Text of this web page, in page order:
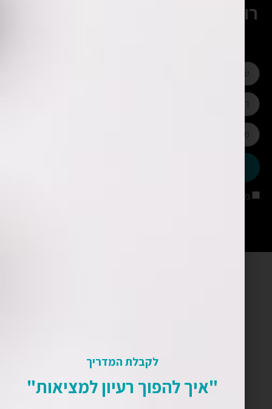
רוצים להתייעץ עם המומחים שלנו?
מאשר/ת קבלת עדכונים מאתר שימארה
לקבלת המדריך
"איך להפוך רעיון למציאות"